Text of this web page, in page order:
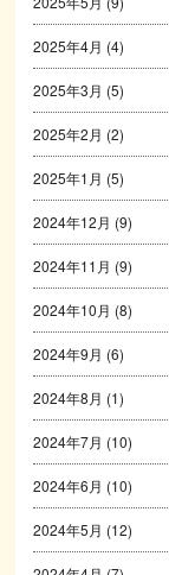
2025年4月 (4)
2025年3月 (5)
2025年2月 (2)
2025年1月 (5)
2024年12月 (9)
2024年11月 (9)
2024年10月 (8)
2024年9月 (6)
2024年8月 (1)
2024年7月 (10)
2024年6月 (10)
2024年5月 (12)